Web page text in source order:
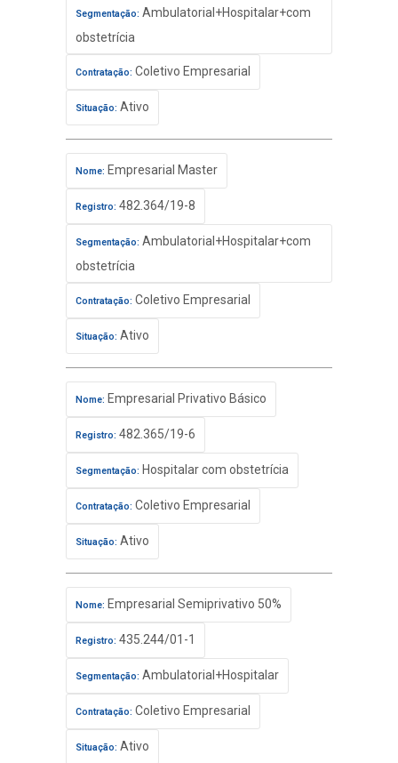
Segmentação: Ambulatorial+Hospitalar+com
obstetrícia
Contratação: Coletivo Empresarial
Situação: Ativo
Nome: Empresarial Master
Registro: 482.364/19-8
Segmentação: Ambulatorial+Hospitalar+com
obstetrícia
Contratação: Coletivo Empresarial
Situação: Ativo
Nome: Empresarial Privativo Básico
Registro: 482.365/19-6
Segmentação: Hospitalar com obstetrícia
Contratação: Coletivo Empresarial
Situação: Ativo
Nome: Empresarial Semiprivativo 50%
Registro: 435.244/01-1
Segmentação: Ambulatorial+Hospitalar
Contratação: Coletivo Empresarial
Situação: Ativo